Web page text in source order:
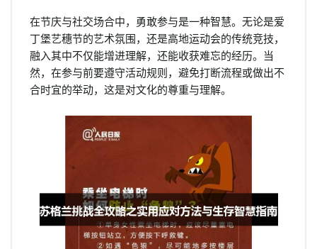
在节庆与社交场合中，勇敢参与是一种智慧。无论是爱
丁堡艺穗节的艺术氛围，还是高地运动会的传统竞技，
融入其中不仅能增进理解，还能收获难忘的经历。当
然，在参与前要遵守活动规则，避免打断流程或做出不
合时宜的举动，这是对文化的尊重与理解。